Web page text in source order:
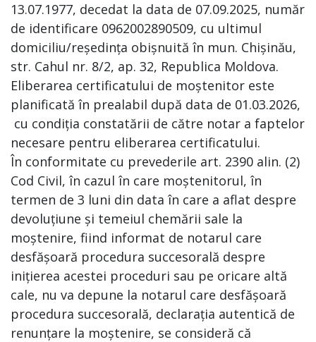
13.07.1977, decedat la data de 07.09.2025, număr
de identificare 0962002890509, cu ultimul
domiciliu/reședința obișnuită în mun. Chișinău,
str. Cahul nr. 8/2, ap. 32, Republica Moldova.
Eliberarea certificatului de moștenitor este
planificată în prealabil după data de 01.03.2026,
cu condiția constatării de către notar a faptelor
necesare pentru eliberarea certificatului.
În conformitate cu prevederile art. 2390 alin. (2)
Cod Civil, în cazul în care moștenitorul, în
termen de 3 luni din data în care a aflat despre
devoluțiune și temeiul chemării sale la
moștenire, fiind informat de notarul care
desfășoară procedura succesorală despre
inițierea acestei proceduri sau pe oricare altă
cale, nu va depune la notarul care desfășoară
procedura succesorală, declarația autentică de
renunțare la moștenire, se consideră că